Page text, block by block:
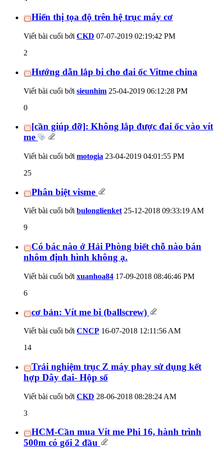
Hiển thị tọa độ trên hệ trục máy cơ
Viết bài cuối bởi CKD 07-07-2019 02:19:42 PM
2
Hướng dẫn lắp bi cho đai ốc Vitme china
Viết bài cuối bởi sieunhim 25-04-2019 06:12:28 PM
0
[cần giúp đỡ]: Không lắp được đai ốc vào vít
me
Viết bài cuối bởi motogia 23-04-2019 04:01:55 PM
25
Phân biệt visme
Viết bài cuối bởi bulonglienket25-12-2018 09:33:19 AM
9
Có bác nào ở Hải Phòng biết chỗ nào bán
nhôm định hình không ạ.
Viết bài cuối bởi xuanhoa84 17-09-2018 08:46:46 PM
6
cơ bản: Vít me bi (ballscrew)
Viết bài cuối bởi CNCP 16-07-2018 12:11:56 AM
14
Trải nghiệm trục Z máy phay sử dụng kết
hợp Dây đai- Hộp số
Viết bài cuối bởi CKD 28-06-2018 08:28:24 AM
3
HCM-Cần mua Vít me Phi 16, hành trình
500m có gối 2 đầu